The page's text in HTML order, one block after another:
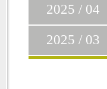
2025 / 04
2025 / 03